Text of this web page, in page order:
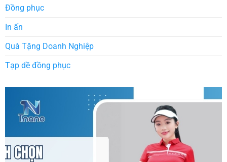
Đồng phục
In ấn
Quà Tặng Doanh Nghiệp
Tạp dề đồng phục